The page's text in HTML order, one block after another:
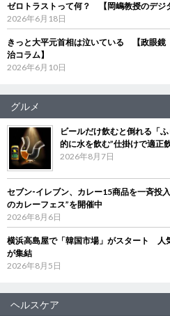
ゼロトラストって何？ 【岡嶋教授のデジ
2026年6月18日
きっと大平元首相は泣いている 【政眼鏡
治コラム】
2026年6月10日
グルメ
ビールだけ飲むと倒れる「
的に水を飲む”仕掛けで適正
2026年8月7日
セブン‐イレブン、カレー15商品を一斉
のカレーフェス”を開催中
2026年8月6日
横浜高島屋で「韓国市場」がスタート 人
が集結
2026年8月5日
ヘルスケア